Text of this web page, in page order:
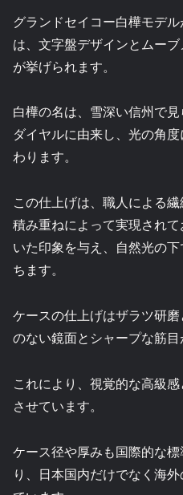
グランドセイコー白樺モデ
は、文字盤デザインとムー
が挙げられます。
白樺の名は、雪深い信州で
ダイヤルに由来し、光の角
わります。
この仕上げは、職人による
積み重ねによって実現され
いた印象を与え、自然光の
ちます。
ケースの仕上げはザラツ研
のない鏡面とシャープな筋目
これにより、視覚的な高級
させています。
ケース径や厚みも国際的な
り、日本国内だけでなく海